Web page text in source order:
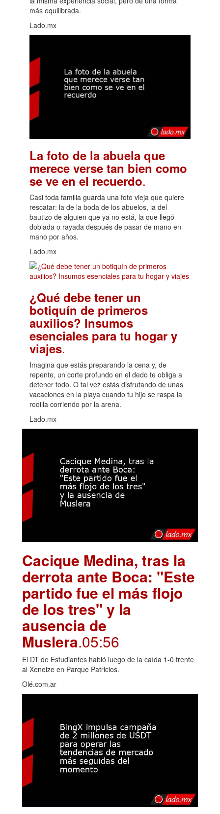
más equilibrada.
Lado.mx
La foto de la abuela que
merece verse tan bien como
se ve en el recuerdo.
Casi toda familia guarda una foto vieja que quiere
rescatar: la de la boda de los abuelos, la del
bautizo de alguien que ya no está, la que llegó
doblada o rayada después de pasar de mano en
mano por años.
Lado.mx
¿Qué debe tener un
botiquín de primeros
auxilios? Insumos
esenciales para tu hogar y
viajes.
Imagina que estás preparando la cena y, de
repente, un corte profundo en el dedo te obliga a
detener todo. O tal vez estás disfrutando de unas
vacaciones en la playa cuando tu hijo se raspa la
rodilla corriendo por la arena.
Lado.mx
Cacique Medina, tras la
derrota ante Boca: "Este
partido fue el más flojo
de los tres" y la
ausencia de
Muslera.05:56
El DT de Estudiantes habló luego de la caída 1-0 frente
al Xeneize en Parque Patricios.
Olé.com.ar